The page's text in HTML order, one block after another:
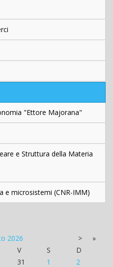
"Ettore Majorana"
e Struttura della Materia
e microsistemi (CNR-IMM)
2026 >
»
V S
D
31 1
2